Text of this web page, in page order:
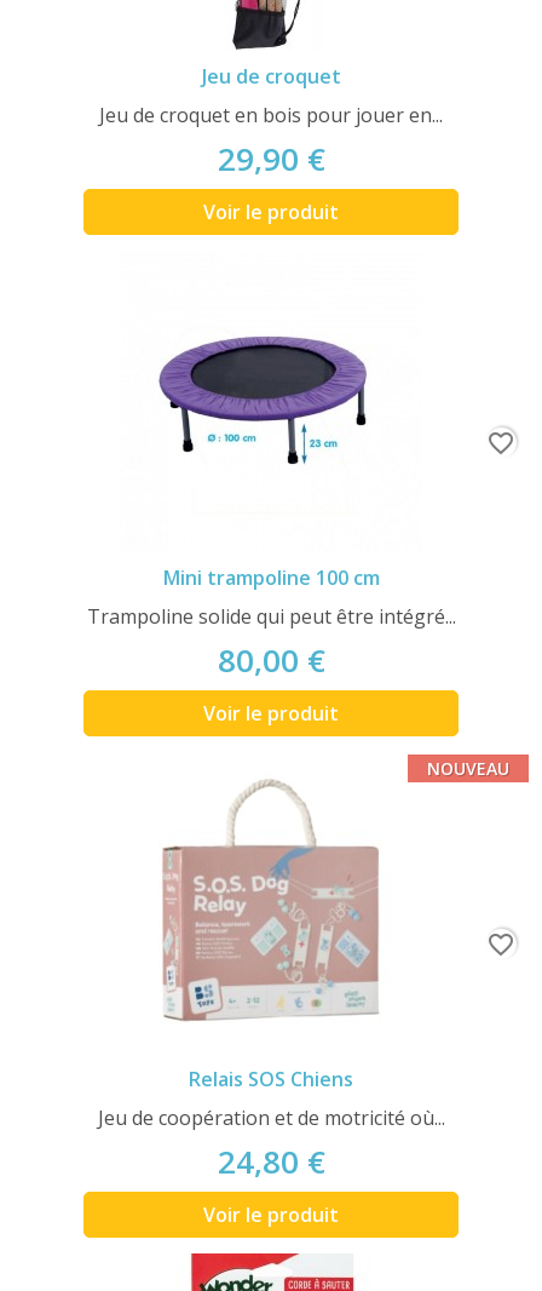
Jeu de croquet
Jeu de croquet en bois pour jouer en...
29,90 €
Voir le produit
Mini trampoline 100 cm
Trampoline solide qui peut être intégré...
80,00 €
Voir le produit
favorite_border
Relais SOS Chiens
Jeu de coopération et de motricité où...
24,80 €
Voir le produit
NOUVEAU
favorite_border